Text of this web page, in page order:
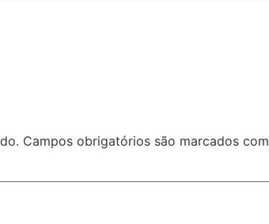
Campos obrigatórios são marcados com